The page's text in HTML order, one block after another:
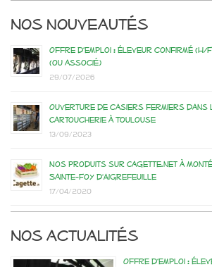
Nos nouveautés
Offre d’emploi : éleveur confirmé (H/
(ou associé)
29/07/2026
Ouverture de casiers fermiers dans
Cartoucherie à Toulouse
13/09/2023
Nos produits sur Cagette.net à
Sainte-Foy d’Aigrefeuille
17/04/2020
Nos actualités
Offre d’emploi :